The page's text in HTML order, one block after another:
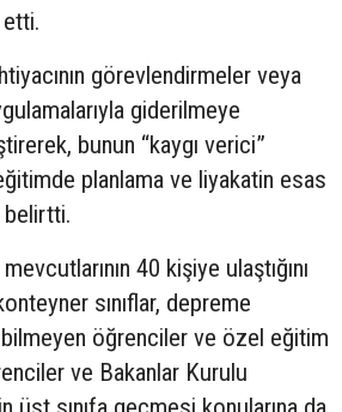
etti.
görevlendirmeler veya
giderilmeye
bunun “kaygı verici”
planlama ve liyakatin esas
belirtti.
40 kişiye ulaştığını
sınıflar, depreme
bilmeyen öğrenciler ve özel eğitim
ve Bakanlar Kurulu